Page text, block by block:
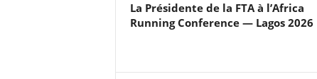
La Présidente de la FTA à l’Africa
Running Conference — Lagos 2026